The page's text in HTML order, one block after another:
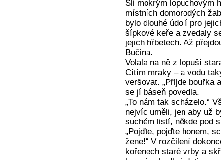
Šli mokrým lopuchovým
místních domorodých
bylo dlouhé údolí pro
šípkové keře a zvedaly
jejich hřbetech. Až
Bučina.
Volala na ně z lopuší
Cítím mraky – a vodu
veršovat. „Přijde bouřka
se jí báseň povedla.
„To nám tak scházelo.“
nejvíc uměli, jen aby už
suchém listí, někde pod
„Pojďte, pojďte honem,
žene!“ V rozčilení
kořenech staré vrby a